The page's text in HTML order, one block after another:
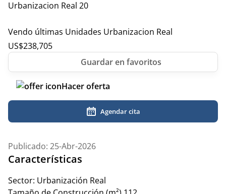
Vendo últimas Unidades Urbanizacion Real
US$238,705
Hacer oferta
Agendar cita
Publicado: 25-Abr-2026
Características
Sector: Urbanización Real